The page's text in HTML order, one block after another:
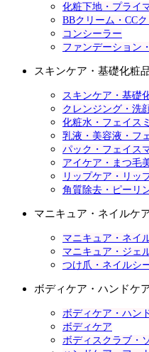
化粧下地・プライ
BBクリーム・CC
コンシーラー
ファンデーション
スキンケア・基礎化粧
スキンケア・基礎
クレンジング・洗
化粧水・フェイス
乳液・美容液・フ
パック・フェイス
アイケア・まつ毛
リップケア・リッ
角質除去・ピーリ
マニキュア・ネイルケ
マニキュア・ネイ
マニキュア・ジェ
つけ爪・ネイルシ
ボディケア・ハンドケ
ボディケア・ハン
ボディケア
ボディスクラブ・